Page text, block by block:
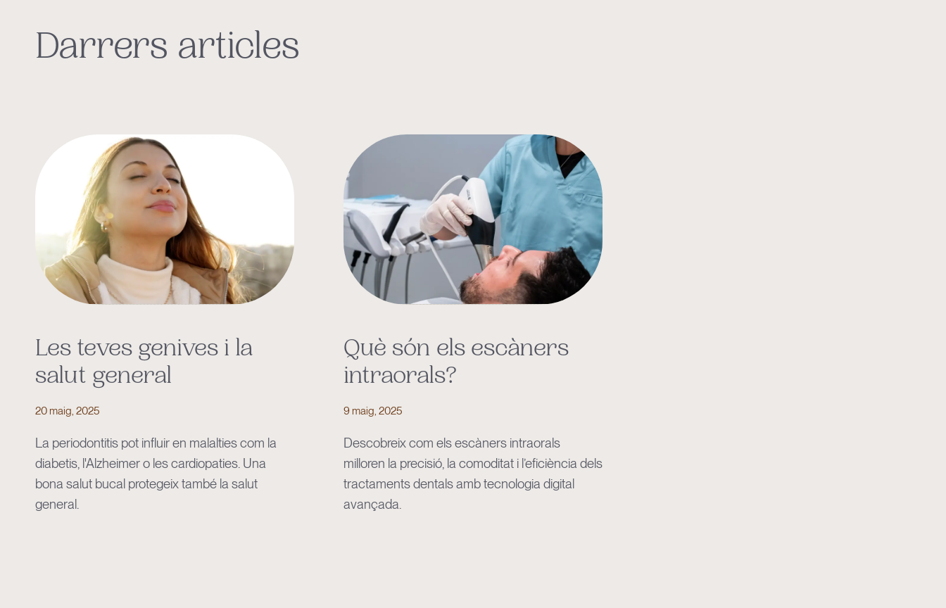
Darrers articles
Les teves genives i la
salut general
20 maig, 2025
La periodontitis pot influir en malalties com la
diabetis, l'Alzheimer o les cardiopaties. Una
bona salut bucal protegeix també la salut
general.
Què són els escàners
intraorals?
9 maig, 2025
Descobreix com els escàners intraorals
milloren la precisió, la comoditat i l’eficiència dels
tractaments dentals amb tecnologia digital
avançada.